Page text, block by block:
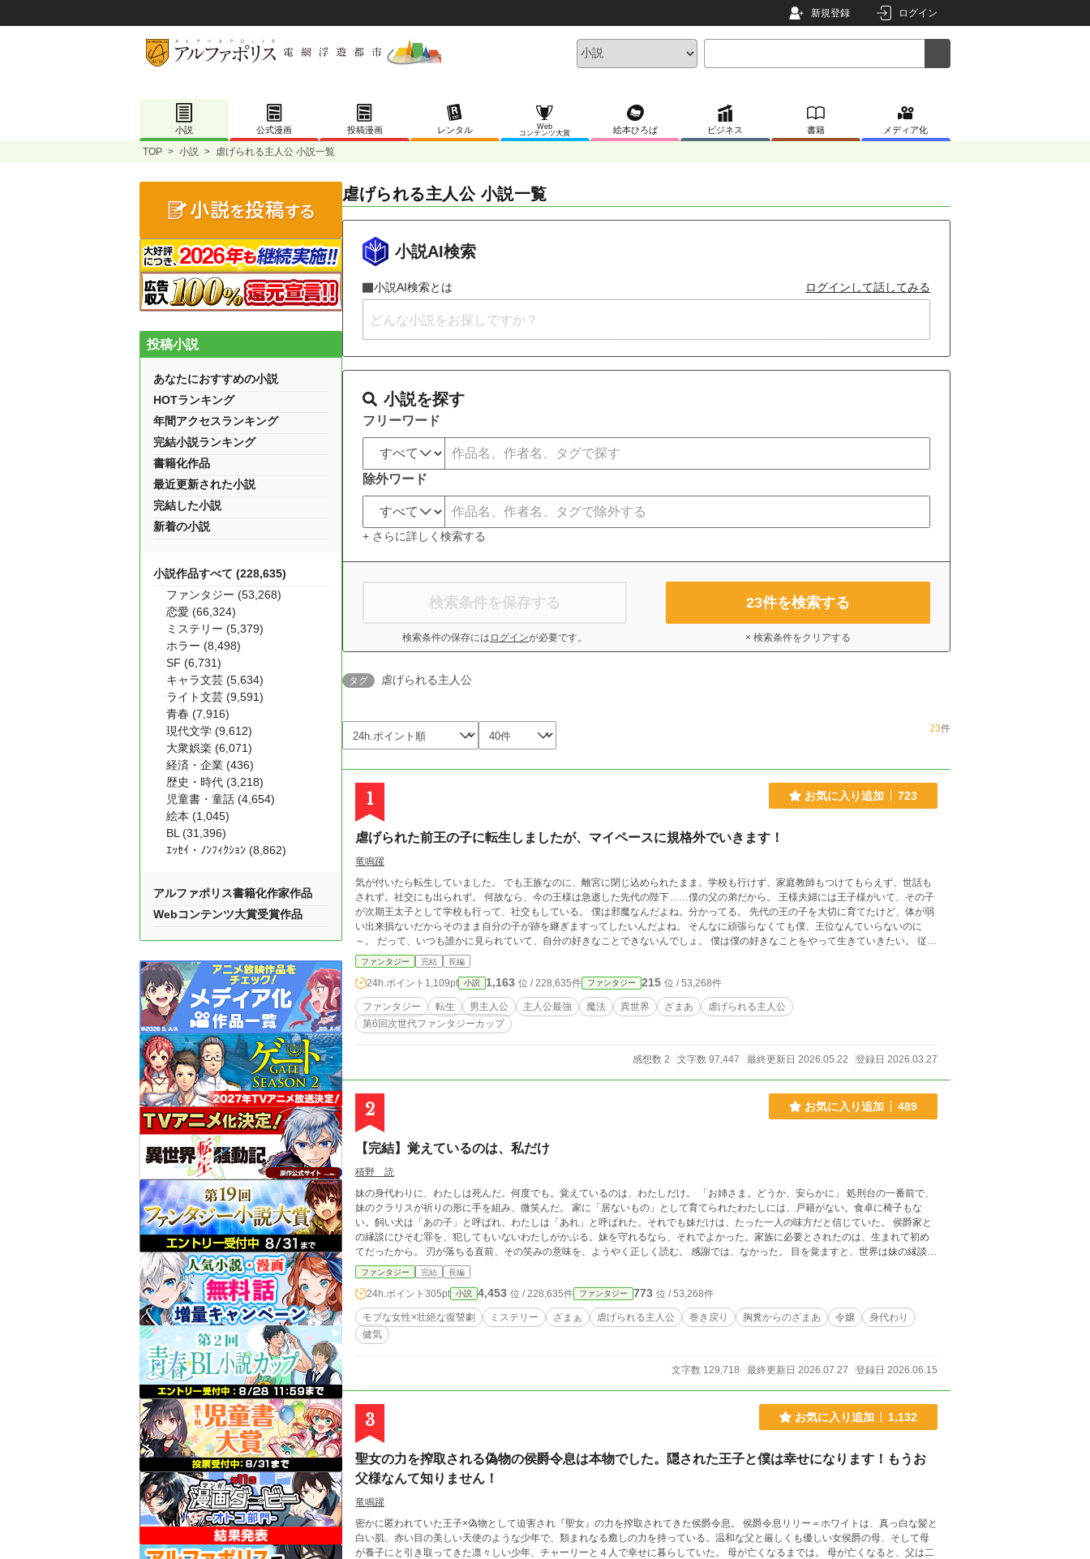
新規登録 ログイン
小説 公式漫画 投稿漫画 レンタル
Web
コンテンツ大賞
絵本ひろば ビジネス 書籍 メディア化
TOP > 小説 > 虐げられる主人公 小説一覧
虐げられる主人公 小説一覧
小説AI検索
小説AI検索とは ログインして話してみる
小説を探す
フリーワード
除外ワード
+ さらに詳しく検索する
検索条件を保存する
検索条件の保存には ログインが必要です。
23件を検索する
× 検索条件をクリアする
タグ 虐げられる主人公
23件
1 お気に入り追加 723
虐げられた前王の子に転生しましたが、マイペースに規格外でいきます！
竜鳴躍
気が付いたら転生していました。 でも王族なのに、離宮に閉じ込められたまま。学校も行けず、家庭教師もつけてもらえず、世話も
されず。社交にも出られず。 何故なら、今の王様は急逝した先代の陛下……僕の父の弟だから。 王様夫婦には王子様がいて、その子
が次期王太子として学校も行って、社交もしている。 僕は邪魔なんだよね。分かってる。 先代の王の子を大切に育てたけど、体が弱
い出来損ないだからそのまま自分の子が跡を継ぎますってしたいんだよね。 そんなに頑張らなくても僕、王位なんていらないのに
～。 だって、いつも誰かに見られていて、自分の好きなことできないんでしょ。 僕は僕の好きなことをやって生きていきたい。 従兄
弟の王太子襲名の式典の日に、殺されちゃうことになったから、国を出ることにした僕。 だけど、みんな知らなかったんだ。 僕がい
なくなったら困るってこと…。 帰ってきてくれって言われても、今更無理です。 2026.03.30 内容紹介一部修正 2026.04.29 内容一部
修正（序盤に書いたヒロインの髪色が違うため。） 2026.05.07 思いついてしまったので完了解除 ハッカの子に転生してしまった不
遇の子の話
ファンタジー 完結 長編
24h.ポイント 1,109pt 小説 1,163 位 / 228,635件 ファンタジー 215 位 / 53,268件
ファンタジー 転生 男主人公 主人公最強 魔法 異世界 ざまあ
虐げられる主人公
第6回次世代ファンタジーカップ
感想数 2 文字数 97,447 最終更新日 2026.05.22 登録日 2026.03.27
2 お気に入り追加 489
【完結】覚えているのは、私だけ
積野 読
妹の身代わりに、わたしは死んだ。何度でも。覚えているのは、わたしだけ。 「お姉さま。どうか、安らかに」 処刑台の一番前で、
妹のクラリスが祈りの形に手を組み、微笑んだ。 家に「居ないもの」として育てられたわたしには、戸籍がない。食卓に椅子もな
い。飼い犬は「あの子」と呼ばれ、わたしは「あれ」と呼ばれた。それでも妹だけは、たった一人の味方だと信じていた。 侯爵家と
の縁談にひそむ罪を、犯してもいないわたしがかぶる。妹を守れるなら、それでよかった。家族に必要とされたのは、生まれて初め
てだったから。 刃が落ちる直前、その笑みの意味を、ようやく正しく読む。 感謝では、なかった。 目を覚ますと、世界は妹の縁談が
決まった、あの朝に戻っていた。 何度死んでも、戻るのは同じ朝。みんな忘れて、覚えているのは、わたしだけ。 けれど、ひとつだ
け変えられる。 死ぬ前にこの手でひとり仕留めれば、そのひとりは次の世界から消える。 人として数えられなかったわたしを、誰も
疑わない。 まさか、自分を滅ぼすのが、あの娘だとは。 なぜ、わたしは「影の子」に選ばれたのか。 その答えにたどり着くころ、わ
たしはもう、自分が誰だったかも—— ひとりずつ、静かに。 覚えているのは、わたしだけ。
ファンタジー 完結 長編
24h.ポイント 305pt 小説 4,453 位 / 228,635件 ファンタジー 773 位 / 53,268件
モブな女性×壮絶な復讐劇 ミステリー ざまぁ 虐げられる主人公 巻き戻り 胸糞からのざまあ 令嬢
身代わり
健気
文字数 129,718 最終更新日 2026.07.27 登録日 2026.06.15
3 お気に入り追加 1,132
聖女の力を搾取される偽物の侯爵令息は本物でした。隠された王子と僕は幸せになります！もうお
父様なんて知りません！
竜鳴躍
密かに匿われていた王子×偽物として迫害され『聖女』の力を搾取されてきた侯爵令息。 侯爵令息リリー＝ホワイトは、真っ白な髪と
白い肌、赤い目の美しい天使のような少年で、類まれなる癒しの力を持っている。温和な父と厳しくも優しい女侯爵の母、そして母
が養子にと引き取ってきた凛々しい少年、チャーリーと４人で幸せに暮らしていた。 母が亡くなるまでは。 母が亡くなると、父は二
投稿小説
あなたにおすすめの小説
HOTランキング
年間アクセスランキング
完結小説ランキング
書籍化作品
最近更新された小説
完結した小説
新着の小説
小説作品すべて (228,635)
ファンタジー (53,268)
恋愛 (66,324)
ミステリー (5,379)
ホラー (8,498)
SF (6,731)
キャラ文芸 (5,634)
ライト文芸 (9,591)
青春 (7,916)
現代文学 (9,612)
大衆娯楽 (6,071)
経済・企業 (436)
歴史・時代 (3,218)
児童書・童話 (4,654)
絵本 (1,045)
BL (31,396)
ｴｯｾｲ・ﾉﾝﾌｨｸｼｮﾝ (8,862)
アルファポリス書籍化作家作品
Webコンテンツ大賞受賞作品